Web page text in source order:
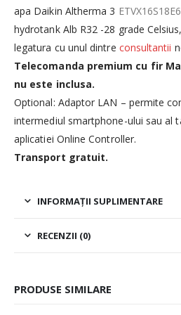
apa Daikin Altherma 3
hydrotank Alb R32 -28 grade
legatura cu unul dintre consultantii
Telecomanda premium cu fir
nu este inclusa.
Optional: Adaptor LAN – permite
intermediul smartphone-ului sau al
aplicatiei Online Controller.
Transport gratuit.
INFORMAȚII SUPLIMENTARE
RECENZII (0)
PRODUSE SIMILARE